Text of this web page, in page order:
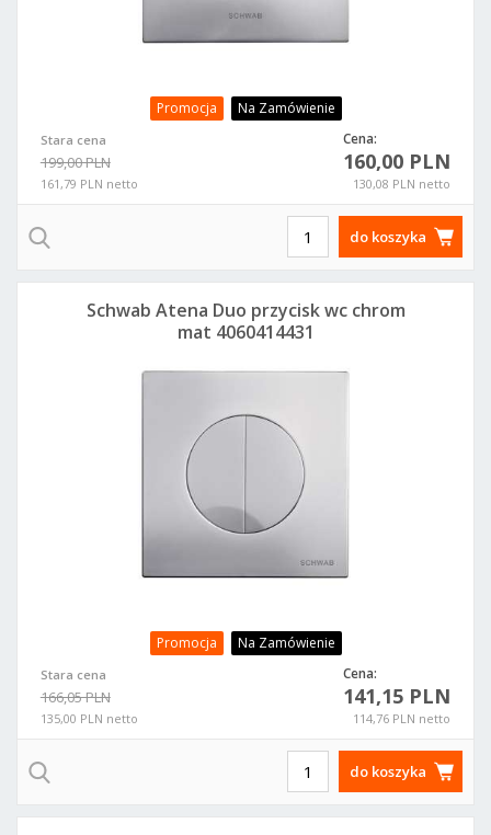
Promocja Na Zamówienie
Stara cena
199,00 PLN
161,79 PLN netto
Cena:
160,00 PLN
130,08 PLN netto
do koszyka
Promocja Na Zamówienie
Stara cena
166,05 PLN
135,00 PLN netto
Cena:
141,15 PLN
114,76 PLN netto
Schwab Atena Duo przycisk wc chrom
mat 4060414431
do koszyka